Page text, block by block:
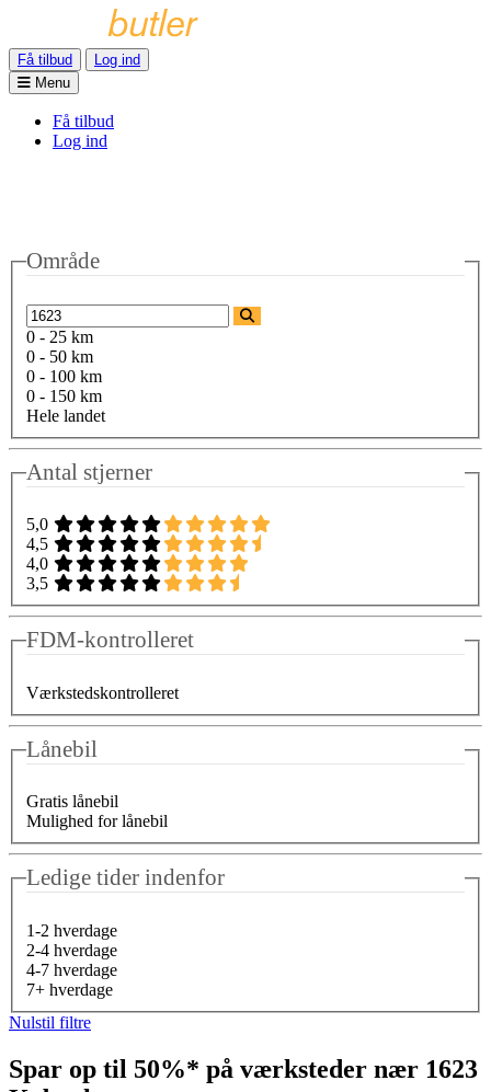
Få tilbud
Log ind
Menu
Få tilbud
Log ind
Område
0 - 25 km
0 - 50 km
0 - 100 km
0 - 150 km
Hele landet
Antal stjerner
5,0
4,5
4,0
3,5
FDM-kontrolleret
Værkstedskontrolleret
Lånebil
Gratis lånebil
Mulighed for lånebil
Ledige tider indenfor
1-2 hverdage
2-4 hverdage
4-7 hverdage
7+ hverdage
Nulstil filtre
Spar op til 50%* på værksteder nær 1623